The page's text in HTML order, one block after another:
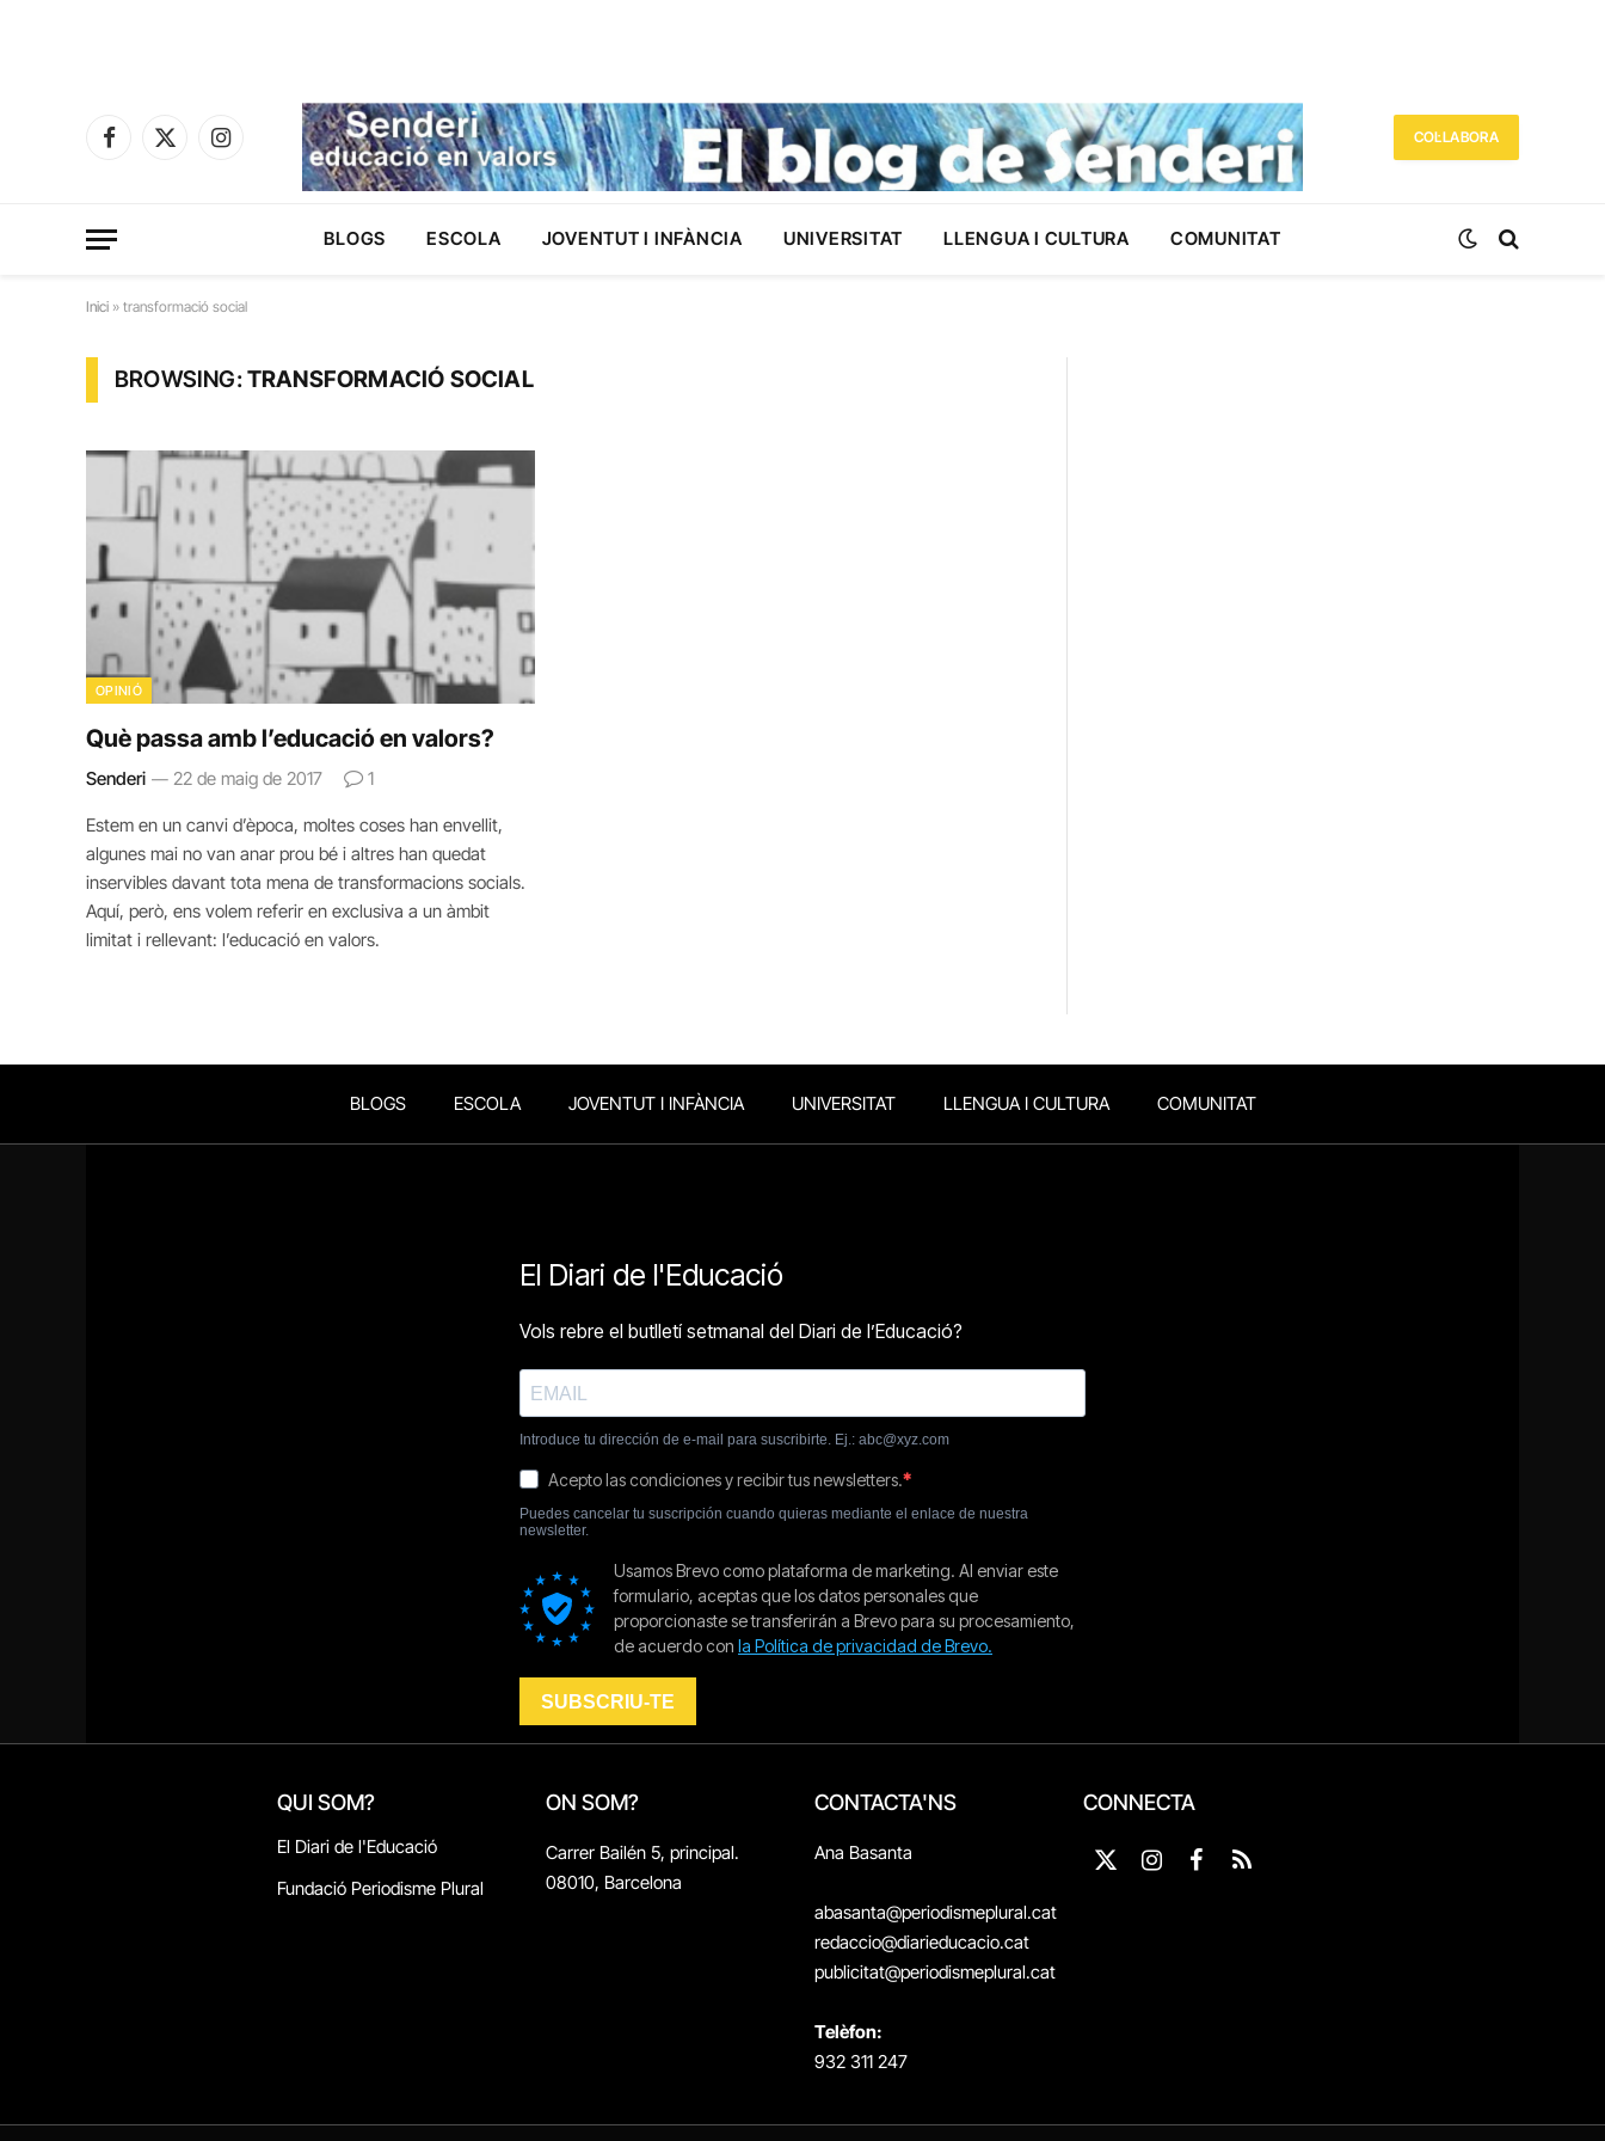
Facebook
X
Instagram
COL·LABORA
BLOGS ESCOLA JOVENTUT I INFÀNCIA UNIVERSITAT LLENGUA I CULTURA COMUNITAT
Inici » transformació social
BROWSING:TRANSFORMACIÓ SOCIAL
OPINIÓ
Què passa amb l’educació en valors?
Senderi 22 de maig de 2017 1
Estem en un canvi d’època, moltes coses han envellit,
algunes mai no van anar prou bé i altres han quedat
inservibles davant tota mena de transformacions socials.
Aquí, però, ens volem referir en exclusiva a un àmbit
limitat i rellevant: l’educació en valors.
BLOGS ESCOLA JOVENTUT I INFÀNCIA UNIVERSITAT LLENGUA I CULTURA COMUNITAT
QUI SOM?
El Diari de l'Educació
Fundació Periodisme Plural
ON SOM?
Carrer Bailén 5, principal.
08010, Barcelona
CONTACTA'NS
Ana Basanta
abasanta@periodismeplural.cat
redaccio@diarieducacio.cat
publicitat@periodismeplural.cat
Telèfon:
932 311 247
CONNECTA
X
InstagramFacebook
RSS